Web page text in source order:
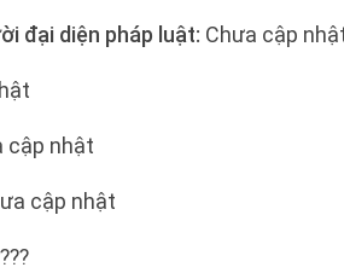
đại diện pháp luật: Chưa cập
cập nhật
cập nhật